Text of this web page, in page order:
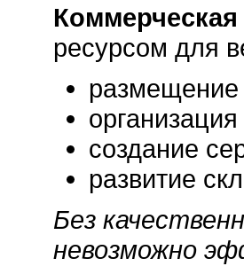
ресурсом для
размещение
создание
развитие
Без
невозможно